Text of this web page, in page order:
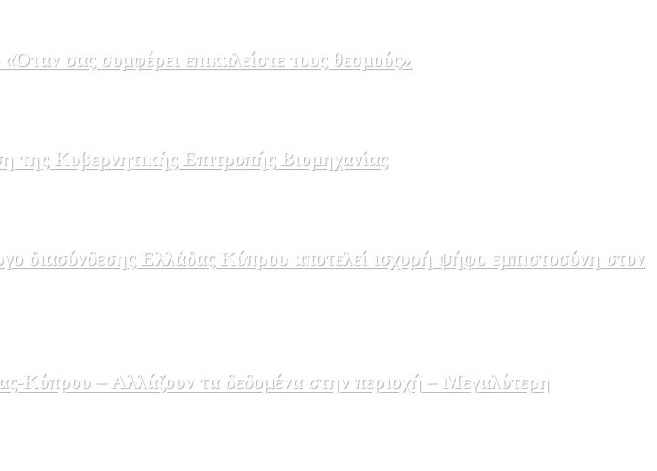
σας συμφέρει επικαλείστε τους θεσμούς»
Κυβερνητικής Επιτροπής Βιομηχανίας
διασύνδεσης Ελλάδας Κύπρου αποτελεί ισχυρή ψήφο εμπιστοσύνη στον
Κύπρου – Αλλάζουν τα δεδομένα στην περιοχή – Μεγαλύτερη